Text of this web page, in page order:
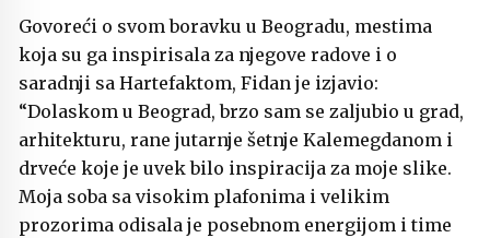
Govoreći o svom boravku u Beogradu, mestima
koja su ga inspirisala za njegove radove i o
saradnji sa Hartefaktom, Fidan je izjavio:
“Dolaskom u Beograd, brzo sam se zaljubio u grad,
arhitekturu, rane jutarnje šetnje Kalemegdanom i
drveće koje je uvek bilo inspiracija za moje slike.
Moja soba sa visokim plafonima i velikim
prozorima odisala je posebnom energijom i time